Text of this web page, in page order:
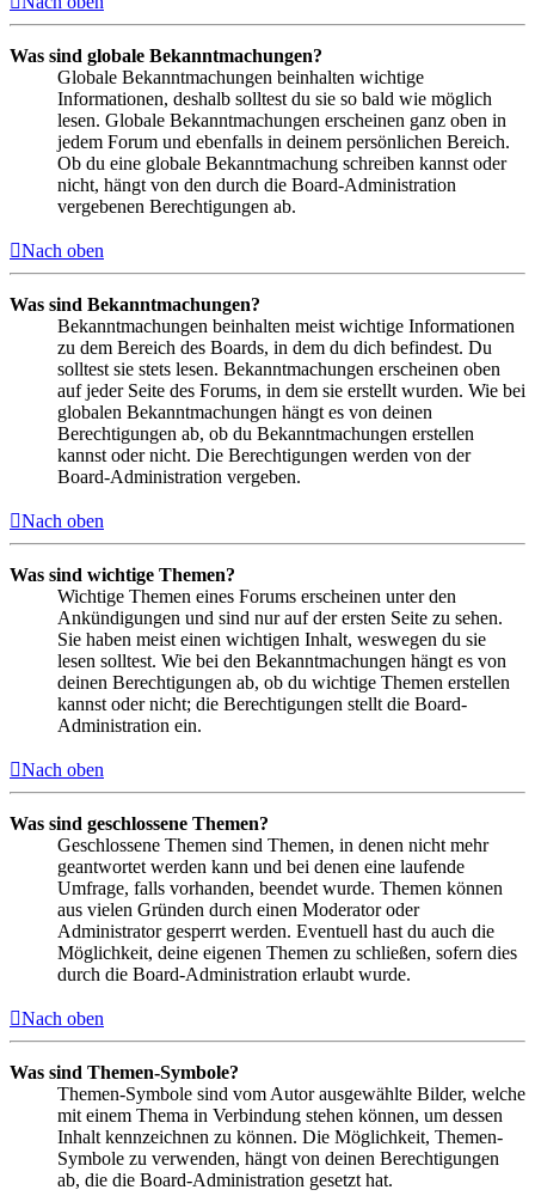
Was sind globale Bekanntmachungen?
Globale Bekanntmachungen beinhalten wichtige
Informationen, deshalb solltest du sie so bald wie möglich
lesen. Globale Bekanntmachungen erscheinen ganz oben in
jedem Forum und ebenfalls in deinem persönlichen Bereich.
Ob du eine globale Bekanntmachung schreiben kannst oder
nicht, hängt von den durch die Board-Administration
vergebenen Berechtigungen ab.
Nach oben
Was sind Bekanntmachungen?
Bekanntmachungen beinhalten meist wichtige Informationen
zu dem Bereich des Boards, in dem du dich befindest. Du
solltest sie stets lesen. Bekanntmachungen erscheinen oben
auf jeder Seite des Forums, in dem sie erstellt wurden. Wie bei
globalen Bekanntmachungen hängt es von deinen
Berechtigungen ab, ob du Bekanntmachungen erstellen
kannst oder nicht. Die Berechtigungen werden von der
Board-Administration vergeben.
Nach oben
Was sind wichtige Themen?
Wichtige Themen eines Forums erscheinen unter den
Ankündigungen und sind nur auf der ersten Seite zu sehen.
Sie haben meist einen wichtigen Inhalt, weswegen du sie
lesen solltest. Wie bei den Bekanntmachungen hängt es von
deinen Berechtigungen ab, ob du wichtige Themen erstellen
kannst oder nicht; die Berechtigungen stellt die Board-
Administration ein.
Nach oben
Was sind geschlossene Themen?
Geschlossene Themen sind Themen, in denen nicht mehr
geantwortet werden kann und bei denen eine laufende
Umfrage, falls vorhanden, beendet wurde. Themen können
aus vielen Gründen durch einen Moderator oder
Administrator gesperrt werden. Eventuell hast du auch die
Möglichkeit, deine eigenen Themen zu schließen, sofern dies
durch die Board-Administration erlaubt wurde.
Nach oben
Was sind Themen-Symbole?
Themen-Symbole sind vom Autor ausgewählte Bilder, welche
mit einem Thema in Verbindung stehen können, um dessen
Inhalt kennzeichnen zu können. Die Möglichkeit, Themen-
Symbole zu verwenden, hängt von deinen Berechtigungen
ab, die die Board-Administration gesetzt hat.